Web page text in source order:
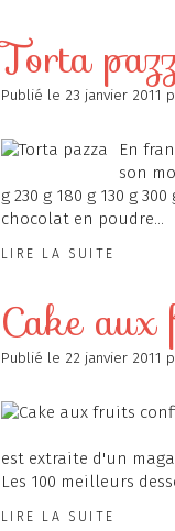
Torta
Publié le 23 janvier 2011
En
son
g 230 g 180 g 130 g
chocolat en poudre...
LIRE LA SUITE
Cake
Publié le 22 janvier 2011
est extraite d'un
Les 100 meilleurs
LIRE LA SUITE